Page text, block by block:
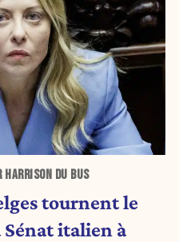
HARRISON DU BUS
tournent le
italien à